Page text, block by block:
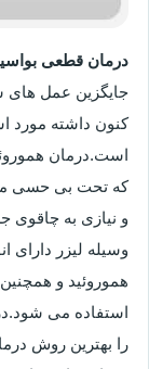
درمان قطعی
جایگزین عمل های
کنون داشته مورد
است.درمان
که تحت بی حسی
و نیازی به چاقوی
وسیله لیزر دارای
هموروئید و
استفاده می
را بهترین روش